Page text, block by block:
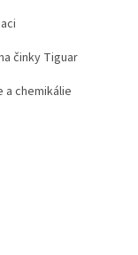
činky Tiguar
a chemikálie